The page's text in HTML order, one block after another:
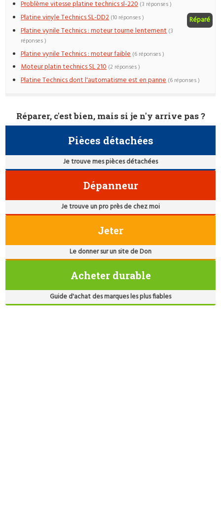
Problème vitesse platine technics sl-220 (3 réponses )
Platine vinyle Technics SL-DD2 Réparé
(10 réponses )
Platine vynile Technics : moteur tourne lentement (3
réponses )
Platine vynile Technics : moteur faible (6 réponses )
Moteur platin technics SL 210 (2 réponses )
Platine Technics dont l'automatisme est en panne (6 réponses )
Réparer, c'est bien, mais si je n'y arrive pas ?
Pièces détachées
Je trouve mes pièces détachées
Dépanneur
Je trouve un pro près de chez moi
Jeter
Le donner sur un site de Don
Acheter durable
Guide d'achat des marques les plus fiables